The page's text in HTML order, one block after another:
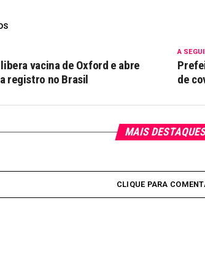
A
de
vacina de Oxford e abre
registro no Brasil
MAIS
CLIQUE PARA